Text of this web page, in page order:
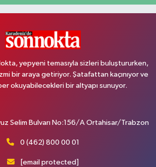
yepyeni temasıyla sizleri buluştururken,
bir araya getiriyor. Şatafattan kaçınıyor ve
okuyabilecekleri bir altyapı sunuyor.
Selim Bulvarı No:156/A Ortahisar/Trabzon
0 (462) 800 00 01
[email protected]